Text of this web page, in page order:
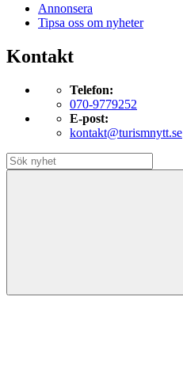
Annonsera
Tipsa oss om nyheter
Kontakt
Telefon:
070-9779252
E-post:
kontakt@turismnytt.se